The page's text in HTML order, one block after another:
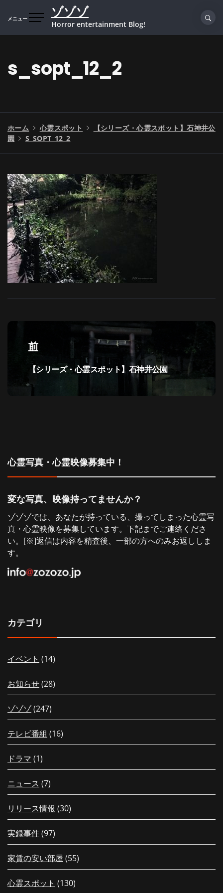
プ
メニュー ゾゾゾ
Horror entertainment Blog!
s_sopt_12_2
ホーム 心霊スポット
【シリーズ・心霊スポット】石神井公
園
S_SOPT_12_2
シ
ョ
ン
前
過
去
【シリーズ・心霊スポット】石神井公園
心霊写真・心霊映像募集中！
変な写真、映像持ってませんか？
ゾゾゾでは、あなたが持っている、撮ってしまった心霊写
真・心霊映像を募集しています。下記までご連絡くださ
い。[※]返信は内容を精査後、一部の方へのみお返ししま
す。
カテゴリ
イベント (14)
お知らせ(28)
ゾゾゾ(247)
テレビ番組 (16)
ドラマ (1)
ニュース (7)
リリース情報 (30)
実録事件(97)
家賃の安い部屋 (55)
心霊スポット (130)